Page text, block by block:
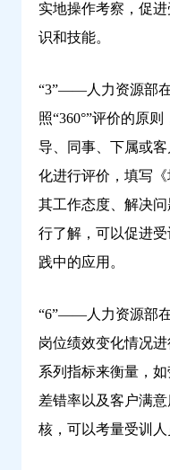
实地操作考察，促
识和技能。
“3”——人力资源部
照“360°”评价的原
导、同事、下属或
化进行评价，填写
其工作态度、解决
行了解，可以促进
践中的应用。
“6”——人力资源部
岗位绩效变化情况
系列指标来衡量，
差错率以及客户满
核，可以考量受训人